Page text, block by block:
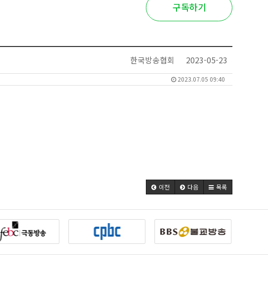
구독하기
한국방송협회 2023-05-23
2023.07.05 09:40
이전 다음 목록